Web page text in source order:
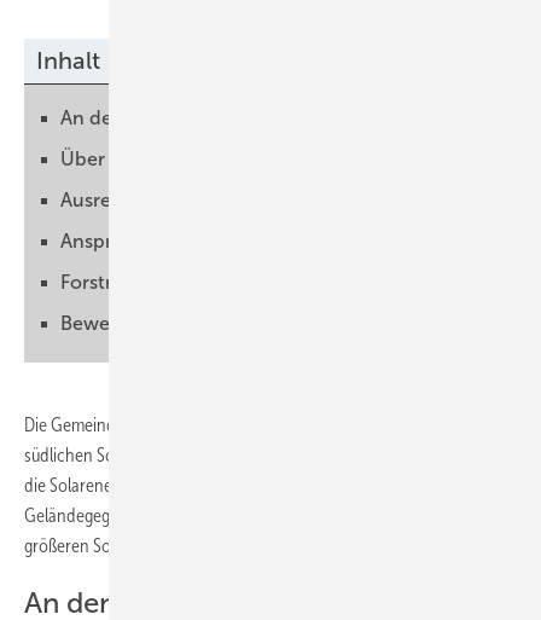
Inhalt
An den Hang gebaut
Über drei Jahre Planung
Ausreichend Flächen vorhanden
Anspruchsvolle Topografie ist kein Hindernis
Forstmaschine sichert die Raupenlader
Beweidung mit Schafen vorgesehen
Die Gemeinde Fröhnd liegt malerisch zwischen den Bergen des
südlichen Schwarzwaldes. Eigentlich ist die Region gut geeignet für
die Solarenergie. Denn die Sonne scheint oft und lang. Doch die
Geländegegebenheiten erschweren in der Regel die Errichtung von
größeren Solarparks.
An den Hang gebaut